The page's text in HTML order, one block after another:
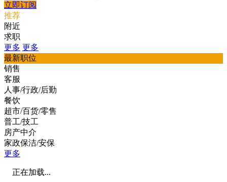
立即订阅
推荐
附近
求职
更多 更多
最新职位
销售
客服
人事/行政/后勤
餐饮
超市/百货/零售
普工/技工
房产中介
家政保洁/安保
更多
正在加载...